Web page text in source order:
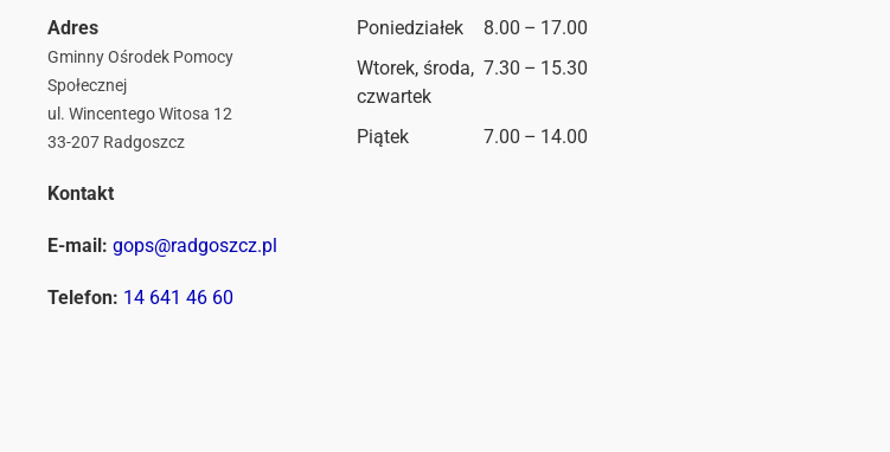
Adres
Gminny Ośrodek Pomocy
Społecznej
ul. Wincentego Witosa 12
33-207 Radgoszcz
Kontakt
E-mail: gops@radgoszcz.pl
Telefon: 14 641 46 60
Poniedziałek
8.00 – 17.00
Wtorek, środa,
czwartek
7.30 – 15.30
Piątek 7.00 – 14.00